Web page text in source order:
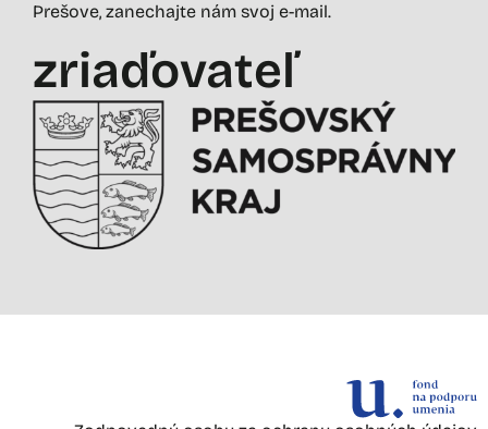
Prešove, zanechajte nám svoj e-mail.
zriaďovateľ